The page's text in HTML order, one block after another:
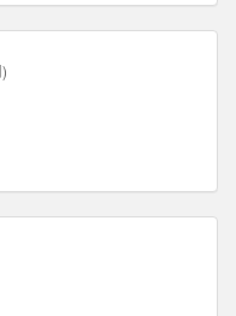
等的人机交互界面设计，提高用
计和优化问题。 职位要求：
计工具如Photoshop，
，XML，JavaScrip等常用语言
修养 4、具备优秀的网站整体
)